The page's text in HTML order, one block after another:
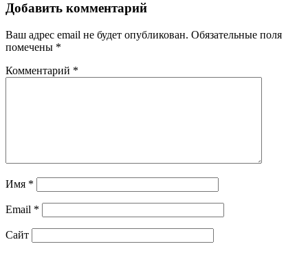
Добавить комментарий
Ваш адрес email не будет опубликован. Обязательные поля
помечены *
Комментарий *
Имя *
Email *
Сайт